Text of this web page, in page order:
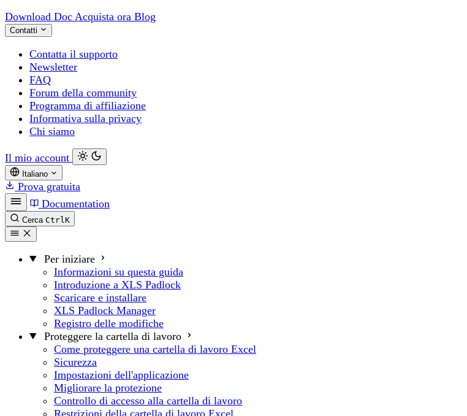
Download Doc Acquista ora Blog
Contatti
Contatta il supporto
Newsletter
FAQ
Forum della community
Programma di affiliazione
Informativa sulla privacy
Chi siamo
Il mio account
Italiano
Prova gratuita
Documentation
Cerca CtrlK
Per iniziare
Informazioni su questa guida
Introduzione a XLS Padlock
Scaricare e installare
XLS Padlock Manager
Registro delle modifiche
Proteggere la cartella di lavoro
Come proteggere una cartella di lavoro Excel
Sicurezza
Impostazioni dell'applicazione
Migliorare la protezione
Controllo di accesso alla cartella di lavoro
Restrizioni della cartella di lavoro Excel